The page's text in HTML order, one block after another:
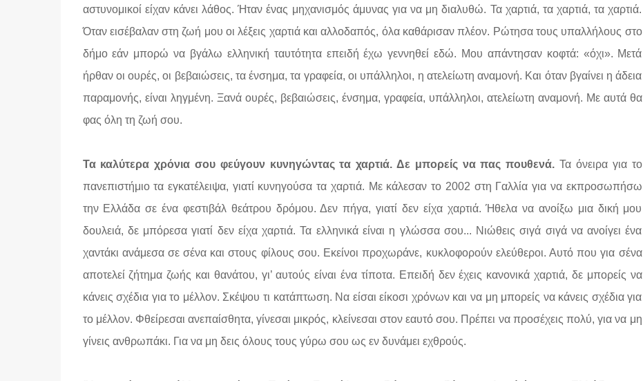
αστυνομικοί είχαν κάνει λάθος. Ήταν ένας μηχανισμός άμυνας για να μη διαλυθώ. Τα χαρτιά, τα χαρτιά, τα χαρτιά.
Όταν εισέβαλαν στη ζωή μου οι λέξεις χαρτιά και αλλοδαπός, όλα καθάρισαν πλέον. Ρώτησα τους υπαλλήλους στο
δήμο εάν μπορώ να βγάλω ελληνική ταυτότητα επειδή έχω γεννηθεί εδώ. Μου απάντησαν κοφτά: «όχι». Μετά
ήρθαν οι ουρές, οι βεβαιώσεις, τα ένσημα, τα γραφεία, οι υπάλληλοι, η ατελείωτη αναμονή. Και όταν βγαίνει η άδεια
παραμονής, είναι ληγμένη. Ξανά ουρές, βεβαιώσεις, ένσημα, γραφεία, υπάλληλοι, ατελείωτη αναμονή. Με αυτά θα
φας όλη τη ζωή σου.
Τα καλύτερα χρόνια σου φεύγουν κυνηγώντας τα χαρτιά. Δε μπορείς να πας πουθενά.Τα όνειρα για το
πανεπιστήμιο τα εγκατέλειψα, γιατί κυνηγούσα τα χαρτιά. Με κάλεσαν το 2002 στη Γαλλία για να εκπροσωπήσω
την Ελλάδα σε ένα φεστιβάλ θεάτρου δρόμου. Δεν πήγα, γιατί δεν είχα χαρτιά. Ήθελα να ανοίξω μια δική μου
δουλειά, δε μπόρεσα γιατί δεν είχα χαρτιά. Τα ελληνικά είναι η γλώσσα σου... Νιώθεις σιγά σιγά να ανοίγει ένα
χαντάκι ανάμεσα σε σένα και στους φίλους σου. Εκείνοι προχωράνε, κυκλοφορούν ελεύθεροι. Αυτό που για σένα
αποτελεί ζήτημα ζωής και θανάτου, γι’ αυτούς είναι ένα τίποτα. Επειδή δεν έχεις κανονικά χαρτιά, δε μπορείς να
κάνεις σχέδια για το μέλλον. Σκέψου τι κατάπτωση. Να είσαι είκοσι χρόνων και να μη μπορείς να κάνεις σχέδια για
το μέλλον. Φθείρεσαι ανεπαίσθητα, γίνεσαι μικρός, κλείνεσαι στον εαυτό σου. Πρέπει να προσέχεις πολύ, για να μη
γίνεις ανθρωπάκι. Για να μη δεις όλους τους γύρω σου ως εν δυνάμει εχθρούς.